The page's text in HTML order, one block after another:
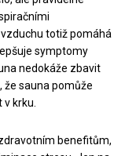
totiž pomáhá
symptomy
nedokáže zbavit
že sauna pomůže
krku.
benefitům,